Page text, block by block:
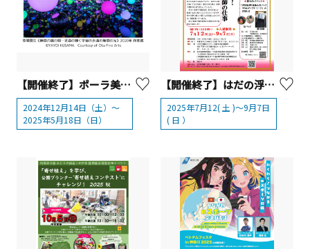
【開催終了】ポーラ美術館 カラーズ ― 色の秘密にせまる 印象派から現代アートへ（箱根町）
2024年12月14日（土）～
2025年5月18日（日）
【開催終了】はだの浮世絵ギャラリー「もっと知って楽しもう！版元・絵師・彫師・摺師の仕事」【 秦野市 】
2025年7月12( 土 )～9月7日
( 日 ）